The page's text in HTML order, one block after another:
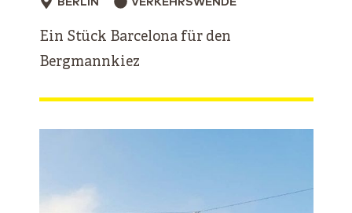
BERLIN VERKEHRSWENDE
Ein Stück Barcelona für den
Bergmannkiez